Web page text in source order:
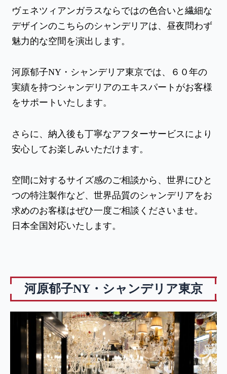
ヴェネツィアンガラスならではの色合いと繊細な
デザインのこちらのシャンデリアは、昼夜問わず
魅力的な空間を演出します。
河原郁子NY・シャンデリア東京では、６０年の
実績を持つシャンデリアのエキスパートがお客様
をサポートいたします。
さらに、納入後も丁寧なアフターサービスにより
安心してお楽しみいただけます。
空間に対するサイズ感のご相談から、世界にひと
つの特注製作など、世界品質のシャンデリアをお
求めのお客様はぜひ一度ご相談くださいませ。
日本全国対応いたします。
河原郁子NY・シャンデリア東京